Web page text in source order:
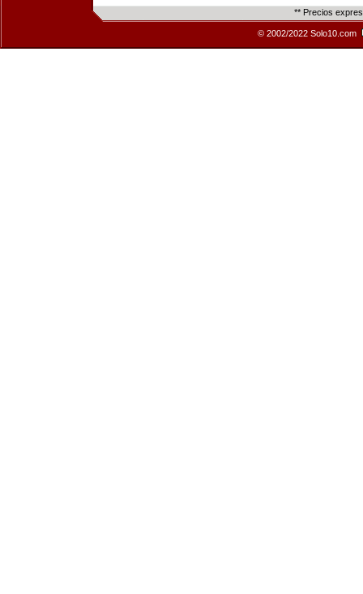
** Precios
© 2002/2022 Solo10.com